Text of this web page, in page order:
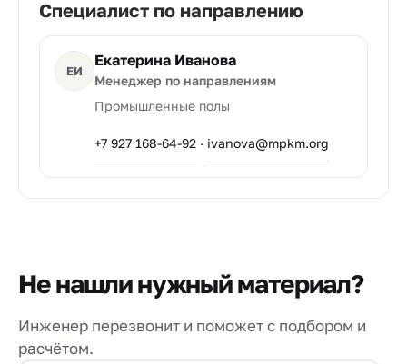
Специалист по направлению
ЕИ
Екатерина Иванова
Менеджер по направлениям
Промышленные полы
+7 927 168-64-92 · ivanova@mpkm.org
Не нашли нужный материал?
Инженер перезвонит и поможет с подбором и
расчётом.